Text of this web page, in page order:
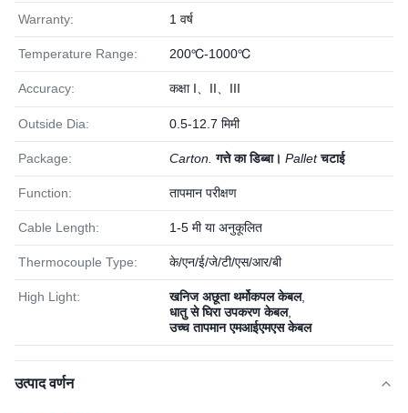
Warranty: 1 वर्ष
Temperature Range: 200℃-1000℃
Accuracy: कक्षा I、II、III
Outside Dia: 0.5-12.7 मिमी
Package: Carton. गत्ते का डिब्बा। Pallet चटाई
Function: तापमान परीक्षण
Cable Length: 1-5 मी या अनुकूलित
Thermocouple Type: के/एन/ई/जे/टी/एस/आर/बी
High Light: खनिज अछूता थर्मोकपल केबल,
धातु से घिरा उपकरण केबल,
उच्च तापमान एमआईएमएस केबल
उत्पाद वर्णन